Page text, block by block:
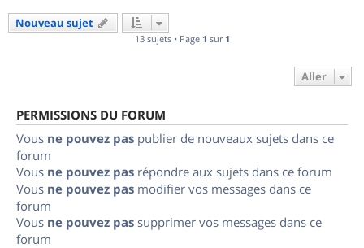
Nouveau sujet
13 sujets • Page 1 sur 1
Aller
PERMISSIONS DU FORUM
Vous ne pouvez pas publier de nouveaux sujets dans ce
forum
Vous ne pouvez pas répondre aux sujets dans ce forum
Vous ne pouvez pas modifier vos messages dans ce
forum
Vous ne pouvez pas supprimer vos messages dans ce
forum